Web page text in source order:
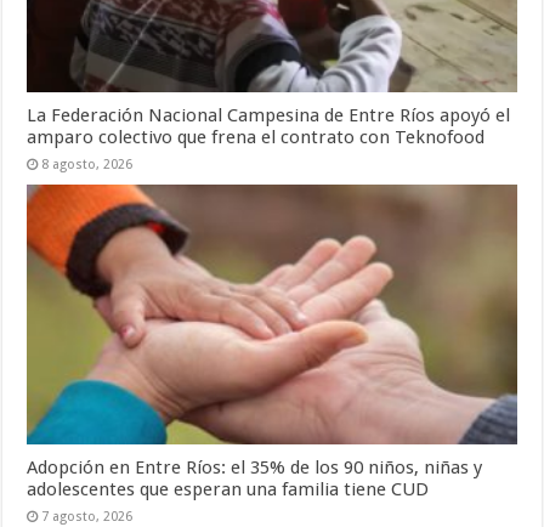
La Federación Nacional Campesina de Entre Ríos apoyó el
amparo colectivo que frena el contrato con Teknofood
8 agosto, 2026
Adopción en Entre Ríos: el 35% de los 90 niños, niñas y
adolescentes que esperan una familia tiene CUD
7 agosto, 2026